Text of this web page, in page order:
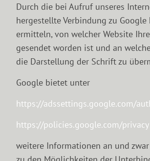
Durch die bei Aufruf unseres
hergestellte Verbindung zu Google
ermitteln, von welcher Website
gesendet worden ist und an
die Darstellung der Schrift zu
Google bietet unter
https://adssettings.google.com/
https://policies.google.com/privacy
weitere Informationen an und